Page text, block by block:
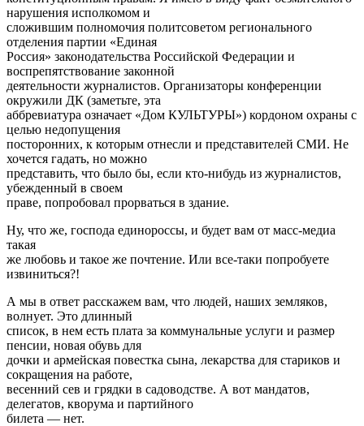
нарушения исполкомом и
сложившим полномочия политсоветом регионального
отделения партии «Единая
Россия» законодательства Российской Федерации и
воспрепятствование законной
деятельности журналистов. Организаторы конференции
окружили ДК (заметьте, эта
аббревиатура означает «Дом КУЛЬТУРЫ») кордоном охраны с
целью недопущения
посторонних, к которым отнесли и представителей СМИ. Не
хочется гадать, но можно
представить, что было бы, если кто-нибудь из журналистов,
убежденный в своем
праве, попробовал прорваться в здание.
Ну, что же, господа единороссы, и будет вам от масс-медиа
такая
же любовь и такое же почтение. Или все-таки попробуете
извиниться?!
А мы в ответ расскажем вам, что людей, наших земляков,
волнует. Это длинный
список, в нем есть плата за коммунальные услуги и размер
пенсии, новая обувь для
дочки и армейская повестка сына, лекарства для стариков и
сокращения на работе,
весенний сев и грядки в садоводстве. А вот мандатов,
делегатов, кворума и партийного
билета — нет.